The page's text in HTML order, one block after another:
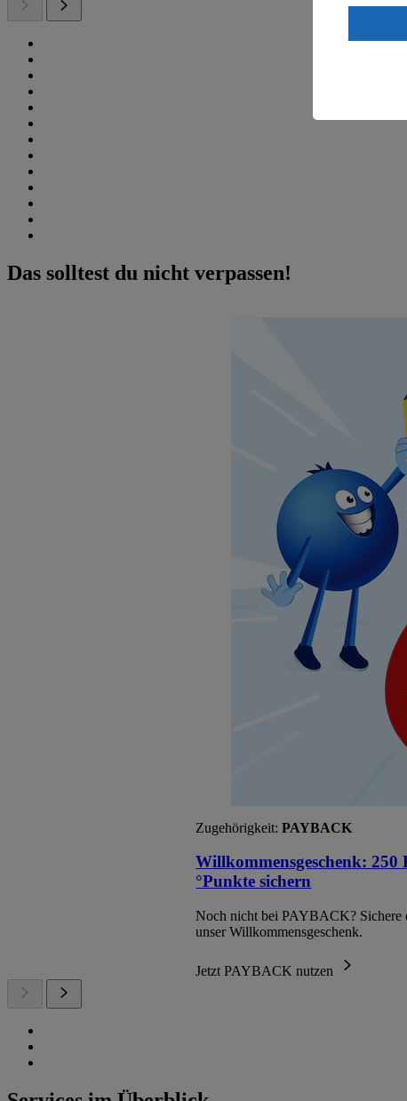
Das solltest du nicht verpassen!
Zugehörigkeit: PAYBACK
Willkommensgeschenk: 250
°Punkte sichern
Noch nicht bei PAYBACK? Sichere
unser Willkommensgeschenk.
Jetzt PAYBACK nutzen
Wenn du
ein, dass
einem
Risiko